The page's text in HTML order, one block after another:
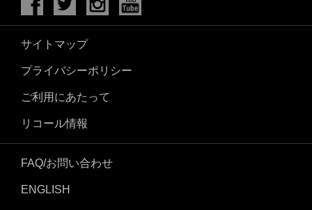
サイトマップ
プライバシーポリシー
ご利用にあたって
リコール情報
FAQ/お問い合わせ
ENGLISH